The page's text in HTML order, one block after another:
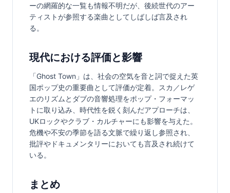
ーの網羅的な一覧も情報不明だが、後続世代のアー
ティストが参照する楽曲としてしばしば言及され
る。
現代における評価と影響
「Ghost Town」は、社会の空気を音と詞で捉えた英
国ポップ史の重要曲として評価が定着。スカ／レゲ
エのリズムとダブの音響処理をポップ・フォーマッ
トに取り込み、時代性を鋭く刻んだアプローチは、
UKロックやクラブ・カルチャーにも影響を与えた。
危機や不安の季節を語る文脈で繰り返し参照され、
批評やドキュメンタリーにおいても言及され続けて
いる。
まとめ